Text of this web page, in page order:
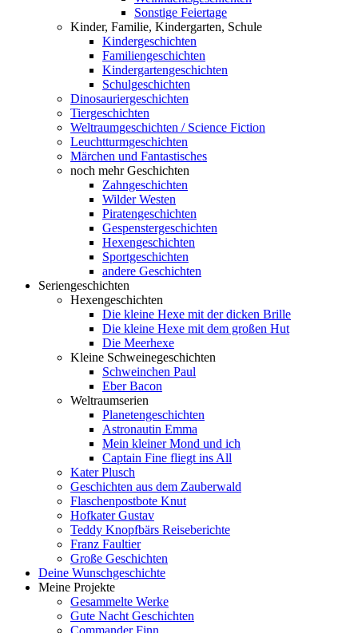
Sonstige Feiertage
Kinder, Familie, Kindergarten, Schule
Kindergeschichten
Familiengeschichten
Kindergartengeschichten
Schulgeschichten
Dinosauriergeschichten
Tiergeschichten
Weltraumgeschichten / Science Fiction
Leuchtturmgeschichten
Märchen und Fantastisches
noch mehr Geschichten
Zahngeschichten
Wilder Westen
Piratengeschichten
Gespenstergeschichten
Hexengeschichten
Sportgeschichten
andere Geschichten
Seriengeschichten
Hexengeschichten
Die kleine Hexe mit der dicken Brille
Die kleine Hexe mit dem großen Hut
Die Meerhexe
Kleine Schweinegeschichten
Schweinchen Paul
Eber Bacon
Weltraumserien
Planetengeschichten
Astronautin Emma
Mein kleiner Mond und ich
Captain Fine fliegt ins All
Kater Plusch
Geschichten aus dem Zauberwald
Flaschenpostbote Knut
Hofkater Gustav
Teddy Knopfbärs Reiseberichte
Franz Faultier
Große Geschichten
Deine Wunschgeschichte
Meine Projekte
Gesammelte Werke
Gute Nacht Geschichten
Commander Finn